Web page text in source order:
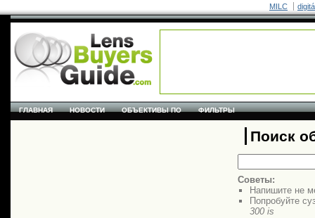
MILC
ГЛАВНАЯ НОВОСТИ ОБЪЕКТИВЫ ПО ФИЛЬТРЫ
Поиск
Советы:
Напишите не
Попробуйте
300 is